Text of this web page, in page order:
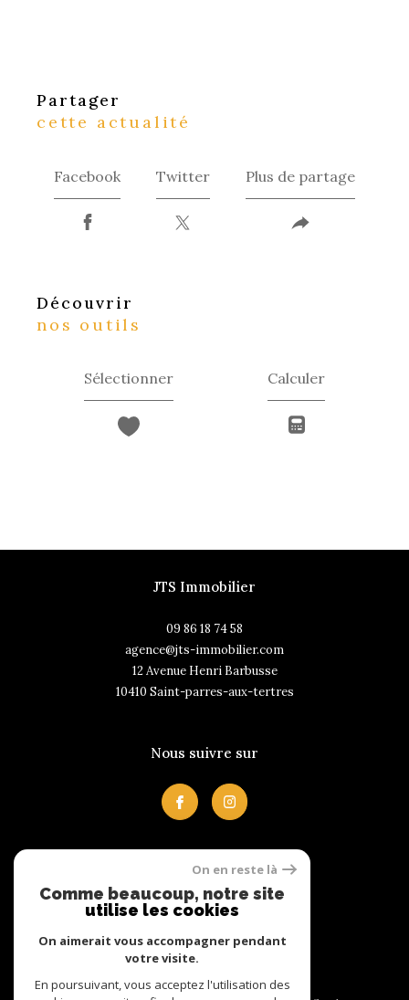
partager
cette actualité
Facebook Twitter Plus de partage
découvrir
nos outils
Sélectionner Calculer
JTS Immobilier
09 86 18 74 58
agence@jts-immobilier.com
12 Avenue Henri Barbusse
10410
saint-parres-aux-tertres
Nous suivre sur
Avis clients
On en reste là
Comme beaucoup, notre site
utilise les cookies
On aimerait vous accompagner pendant
votre visite.
En poursuivant, vous acceptez l'utilisation des